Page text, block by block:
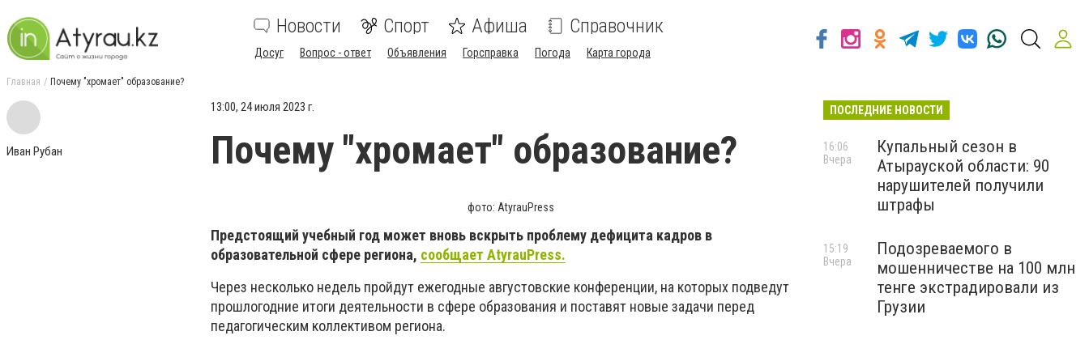
Новости Спорт Афиша Справочник
Досуг Вопрос - ответ Объявления Горсправка Погода Карта города
Главная Почему "хромает" образование?
Иван Рубан
13:00, 24 июля 2023 г.
Почему "хромает" образование?
фото: AtyrauPress
Предстоящий учебный год может вновь вскрыть проблему дефицита кадров в
образовательной сфере региона, сообщает AtyrauPress.
Через несколько недель пройдут ежегодные августовские конференции, на которых подведут
прошлогодние итоги деятельности в сфере образования и поставят новые задачи перед
педагогическим коллективом региона.
ПОСЛЕДНИЕ НОВОСТИ
Купальный сезон в
Атырауской области: 90
нарушителей получили
штрафы
16:06
Вчера
Подозреваемого в
мошенничестве на 100 млн
тенге экстрадировали из
Грузии
15:19
Вчера